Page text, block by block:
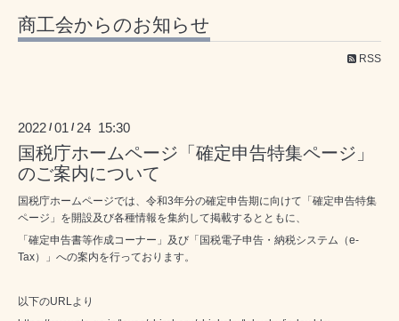
商工会からのお知らせ
RSS
2022 /01 / 24 15:30
国税庁ホームページ「確定申告特集ページ」
のご案内について
国税庁ホームページでは、令和3年分の確定申告期に向けて「確定申告特集
ページ」を開設及び各種情報を集約して掲載するとともに、
「確定申告書等作成コーナー」及び「国税電子申告・納税システム（e-
Tax）」への案内を行っております。
以下のURLより